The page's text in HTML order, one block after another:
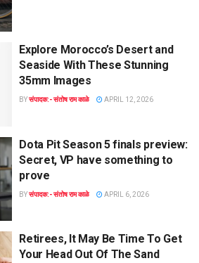
Explore Morocco’s Desert and
Seaside With These Stunning
35mm Images
BYसंपादक:- संतोष राम काळे APRIL 12, 2026
Dota Pit Season 5 finals preview:
Secret, VP have something to
prove
BYसंपादक:- संतोष राम काळे APRIL 6, 2026
Retirees, It May Be Time To Get
Your Head Out Of The Sand